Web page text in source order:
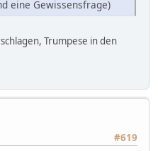
eine Gewissensfrage)
Trumpese in den
#619